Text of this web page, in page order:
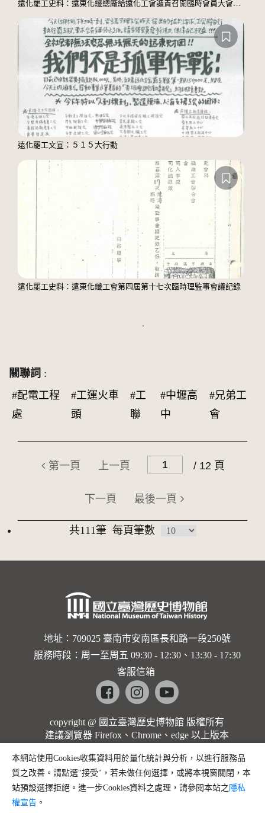
遠化罷工史料：遠東化纖總廠給遠化工會譴責召開臨時會員大會之公函
遠化罷工文宣：５１５大行動
遠化罷工史料：遠東化纖工會第四屆第十七次臨時理監事會議記錄
關聯詞 :
#配電工程
處
#工運火車
頭
#工
聯
#中壢高
中
#兄弟工
會
第一頁 上一頁 / 12 頁
下一頁 最後一頁
共111筆 每頁筆數
地址：709025 臺南市安南區長和路一段250號
服務時段：周一至周五 09:30 - 12:30、13:30 - 17:30
客服信箱
Facebookinstagramyoutube
copyright @ 國立臺灣歷史博物館 版權所有
建議瀏覽器 Firefox、Chrome、edge 以上版本
本網站使用Cookies收集資料用於量化統計與分析，以進行服務品
質之改善。請點選"接受"，若未做任何選擇，或將本視窗關閉，本
站預設選擇拒絕。進一步Cookies資料之處理，請參閱本站之 隱私
權宣告 。